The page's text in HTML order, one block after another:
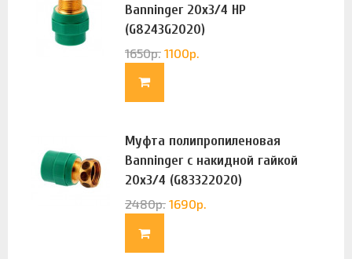
Banninger 20х3/4 НР
(G8243G2020)
1650р. 1100р.
Муфта полипропиленовая
Banninger с накидной гайкой
20х3/4 (G83322020)
2480р. 1690р.